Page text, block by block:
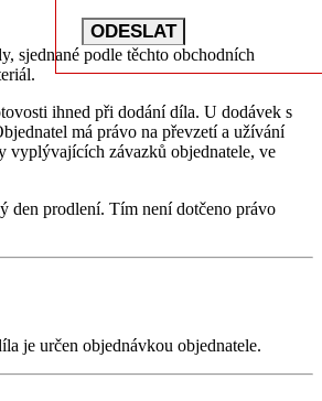
sjednané podle těchto obchodních
ihned při dodání díla. U dodávek s
má právo na převzetí a užívání
vyplývajících závazků objednatele, ve
den prodlení. Tím není dotčeno právo
je určen objednávkou objednatele.